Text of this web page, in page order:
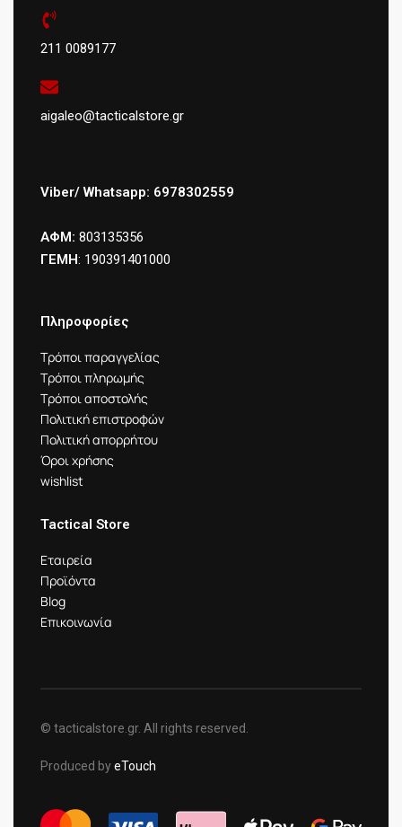
211 0089177
aigaleo@tacticalstore.gr
Viber/ Whatsapp: 6978302559
ΑΦΜ: 803135356
ΓΕΜΗ: 190391401000
Πληροφορίες
Τρόποι παραγγελίας
Τρόποι πληρωμής
Τρόποι αποστολής
Πολιτική επιστροφών
Πολιτική απορρήτου
Όροι χρήσης
wishlist
Tactical Store
Εταιρεία
Προϊόντα
Blog
Επικοινωνία
© tacticalstore.gr. All rights reserved.
Produced byeTouch